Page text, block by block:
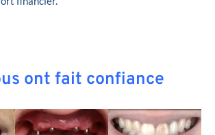
ont fait confiance